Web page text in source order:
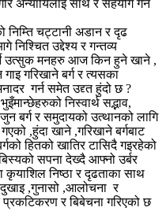
अन्यायिलाइ साथ र सहयोग गर्न
निम्ति चट्टानी अडान र दृढ
उद्देश्य र गन्तव्य
उत्सुक मनहरु आज किन हुने खाने ,
गरिखाने बर्ग र त्यसका
गर्न समेत उद्द्त हुंदो छ ?
निस्वार्थ सद्भाव,
बर्ग र समुदायको उत्थानको लागि
,हुंदा खाने ,गरिखाने बर्गबाट
हितको खातिर टासिदै गइरहेको
सपना देख्दै आफ्नो उर्बर
कृयाशिल निष्ठा र दृढताका साथ
दुखाइ ,गुनासो ,आलोचना र
प्रकटिकरण र बिबेचना गरिएको छ